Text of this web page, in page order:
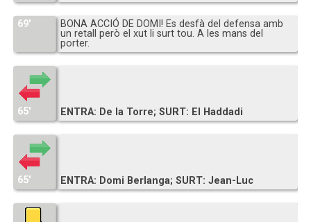
69′
BONA ACCIÓ DE DOMI! Es desfà del defensa amb
un retall però el xut li surt tou. A les mans del
porter.
65′ ENTRA: De la Torre; SURT: El Haddadi
65′ ENTRA: Domi Berlanga; SURT: Jean-Luc